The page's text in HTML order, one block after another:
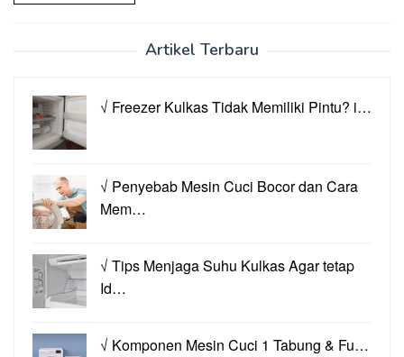
Artikel Terbaru
√ Freezer Kulkas Tidak Memiliki Pintu? i…
√ Penyebab Mesin Cuci Bocor dan Cara
Mem…
√ Tips Menjaga Suhu Kulkas Agar tetap
Id…
√ Komponen Mesin Cuci 1 Tabung & Fu…